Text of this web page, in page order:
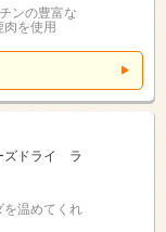
ンの豊富な
を使用
ズドライ ラ
を温めてくれ